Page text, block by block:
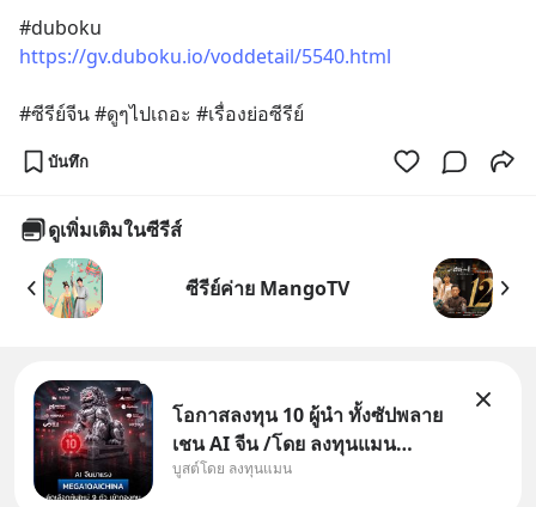
#duboku
https://gv.duboku.io/voddetail/5540.html
#ซีรีย์จีน #ดูๆไปเถอะ #เรื่องย่อซีรีย์
บันทึก
ดูเพิ่มเติมในซีรีส์
ซีรีย์ค่าย MangoTV
โอกาสลงทุน 10 ผู้นำ ทั้งซัปพลาย
เชน AI จีน /โดย ลงทุนแมน
✅ลงทุนตรง คัด 10 ผู้นำเน้น ๆ ใน
บูสต์โดย ลงทุนแมน